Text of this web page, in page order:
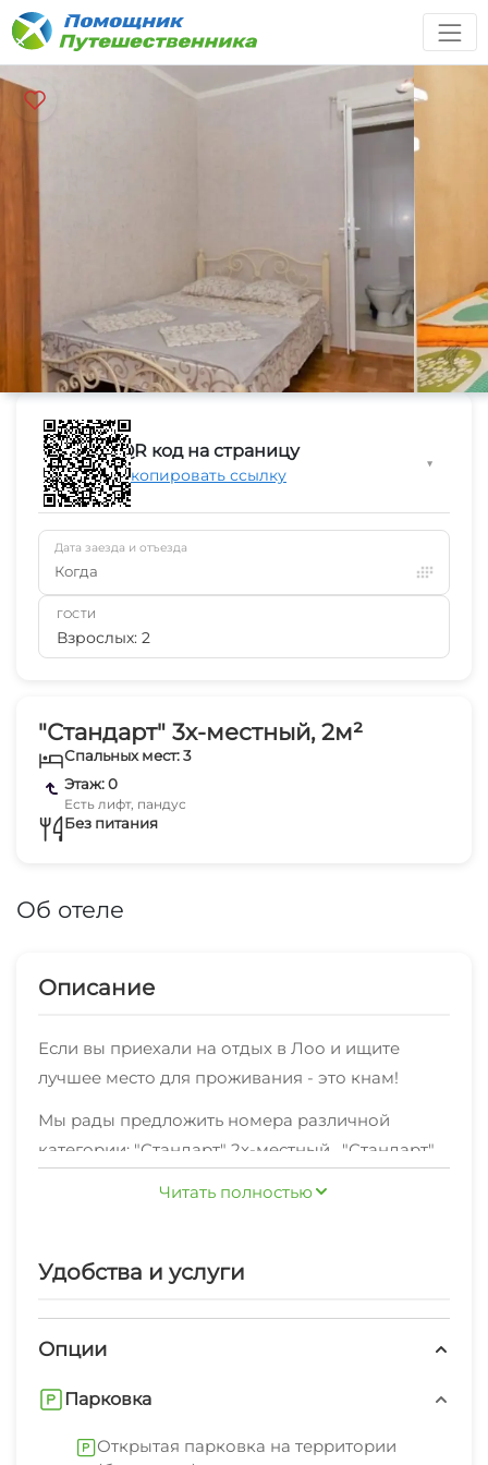
"Стандарт" 3х-местный, 2м²
Спальных мест: 3
Этаж: 0
Есть лифт, пандус
Без питания
Об отеле
Описание
Если вы приехали на отдых в Лоо и ищите
лучшее место для проживания - это кнам!
Мы рады предложить номера различной
категории: "Стандарт" 2х-местный , "Стандарт"
зайти в интернет.
Также мы предоставляем дополнительные
услуги: экскурсионные услуги, холодильник,
принадлежности, зеленый двор, беседка,
спутниковое тв, свч.Полный список вы можете
В шаговой доступности находятся кафе,
Читать полностью
Удобства и услуги
Опции
Парковка
Открытая парковка на территории
QR код на страницу
Скопировать ссылку
▼
Дата заезда и отъезда
Когда
ГОСТИ
Взрослых: 2